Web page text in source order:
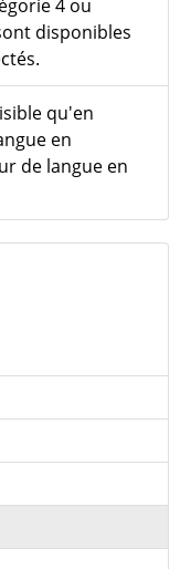
4 ou
disponibles
qu'en
en
de langue en